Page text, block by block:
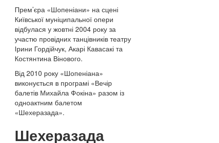
Прем’єра «Шопеніани» на сцені
Київської муніципальної опери
відбулася у жовтні 2004 року за
участю провідних танцівників театру
Ірини Гордійчук, Акарі Кавасакі та
Костянтина Вінового.
Від 2010 року «Шопеніана»
виконується в програмі «Вечір
балетів Михайла Фокіна» разом із
одноактним балетом
«Шехеразада».
Шехеразада